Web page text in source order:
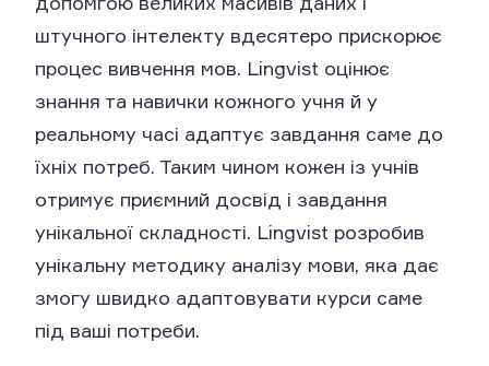
штучного інтелекту вдесятеро прискорює
процес вивчення мов. Lingvist оцінює
знання та навички кожного учня й у
реальному часі адаптує завдання саме до
їхніх потреб. Таким чином кожен із учнів
отримує приємний досвід і завдання
унікальної складності. Lingvist розробив
унікальну методику аналізу мови, яка дає
змогу швидко адаптовувати курси саме
під ваші потреби.